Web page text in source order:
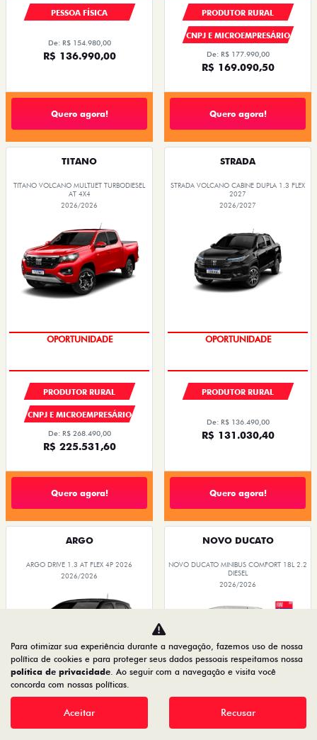
PESSOA FÍSICA
De: R$ 154.980,00
R$ 136.990,00
Quero agora!
PRODUTOR RURAL
CNPJ E MICROEMPRESÁRIO
De: R$ 177.990,00
R$ 169.090,50
Quero agora!
TITANO
TITANO VOLCANO MULTIJET TURBODIESEL
AT 4X4
2026/2026
PREÇOS REDUZIDOS
PRODUTOR RURAL
CNPJ E MICROEMPRESÁRIO
De: R$ 268.490,00
R$ 225.531,60
Quero agora!
STRADA
STRADA VOLCANO CABINE DUPLA 1.3 FLEX
2027
2026/2027
PREÇOS REDUZIDOS
PRODUTOR RURAL
De: R$ 136.490,00
R$ 131.030,40
Quero agora!
ARGO
ARGO DRIVE 1.3 AT FLEX 4P 2026
2026/2026
PREÇOS REDUZIDOS
NOVO DUCATO
NOVO DUCATO MINIBUS COMFORT 18L 2.2
DIESEL
2026/2026
PREÇOS REDUZIDOS
Para otimizar sua experiência durante a navegação, fazemos uso de nossa
política de cookies e para proteger seus dados pessoais respeitamos nossa
política de privacidade. Ao seguir com a navegação e visita você
concorda com nossas políticas.
Aceitar Recusar